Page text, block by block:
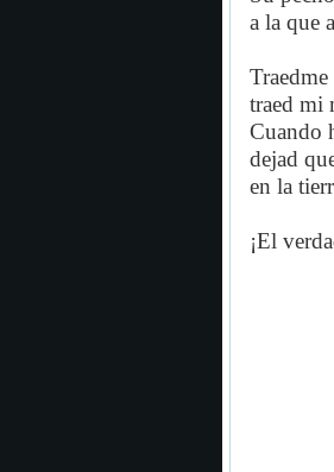
a la que
traed mi
Cuando
dejad
en la
¡El